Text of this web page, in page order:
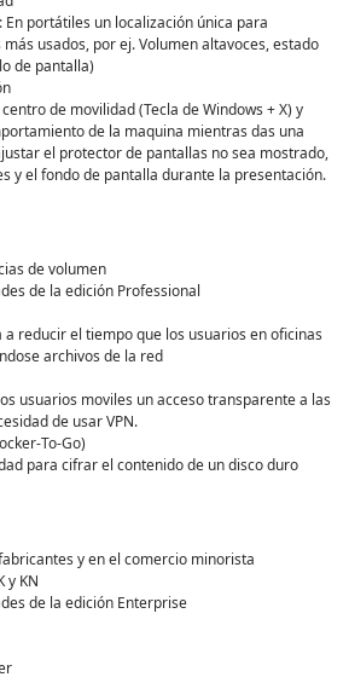
portátiles un localización única para
usados, por ej. Volumen altavoces, estado
de pantalla)
de movilidad (Tecla de Windows + X) y
de la maquina mientras das una
el protector de pantallas no sea mostrado,
y el fondo de pantalla durante la presentación.
de volumen
de la edición Professional
a reducir el tiempo que los usuarios en oficinas
archivos de la red
usuarios moviles un acceso transparente a las
de usar VPN.
To-Go)
para cifrar el contenido de un disco duro
y en el comercio minorista
y KN
de la edición Enterprise